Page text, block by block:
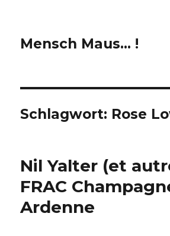
Mensch Maus… !
Schlagwort: Rose
Nil Yalter (et
FRAC
Ardenne